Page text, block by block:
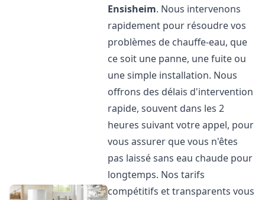
Ensisheim. Nous intervenons
rapidement pour résoudre vos
problèmes de chauffe-eau, que
ce soit une panne, une fuite ou
une simple installation. Nous
offrons des délais d'intervention
rapide, souvent dans les 2
heures suivant votre appel, pour
vous assurer que vous n'êtes
pas laissé sans eau chaude pour
longtemps. Nos tarifs
compétitifs et transparents vous